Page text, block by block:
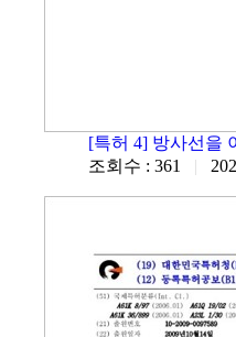
[특허 4] 방사선을
조회수 : 361
|